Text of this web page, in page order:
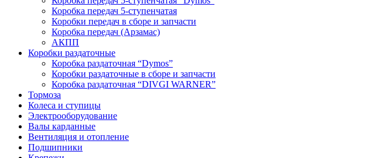
Коробка передач 5-ступенчатая
Коробки передач в сборе и запчасти
Коробка передач (Арзамас)
АКПП
Коробки раздаточные
Коробка раздаточная “Dymos”
Коробки раздаточные в сборе и запчасти
Коробка раздаточная “DIVGI WARNER”
Тормоза
Колеса и ступицы
Электрооборудование
Валы карданные
Вентиляция и отопление
Подшипники